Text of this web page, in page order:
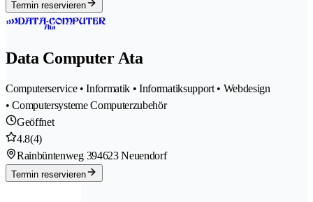
Termin reservieren
Data Computer Ata
Computerservice • Informatik • Informatiksupport • Webdesign
• Computersysteme Computerzubehör
Geöffnet
4.8(4)
Rainbüntenweg 394623 Neuendorf
Termin reservieren